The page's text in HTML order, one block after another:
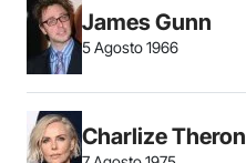
James Gunn
5 Agosto 1966
Charlize Theron